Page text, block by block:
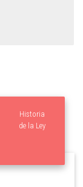
Historia
de la Ley